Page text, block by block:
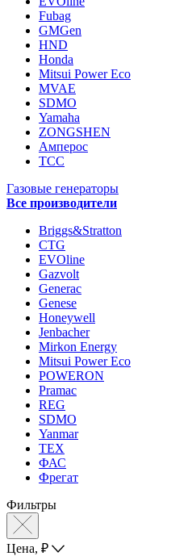
Fubag
GMGen
HND
Honda
Mitsui Power Eco
MVAE
SDMO
Yamaha
ZONGSHEN
Амперос
ТСС
Газовые генераторы
Все производители
Briggs&Stratton
CTG
EVOline
Gazvolt
Generac
Genese
Honeywell
Jenbacher
Mirkon Energy
Mitsui Power Eco
POWERON
Pramac
REG
SDMO
Yanmar
ТЕХ
ФАС
Фрегат
Фильтры
Цена, ₽